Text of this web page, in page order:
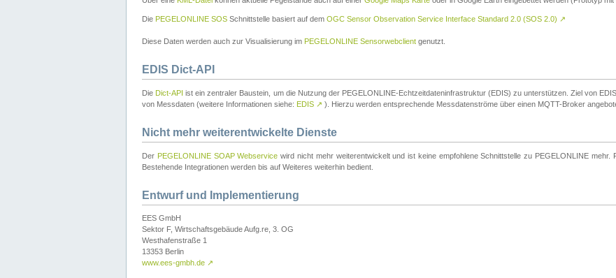
Die PEGELONLINE SOS Schnittstelle basiert auf dem OGC Sensor Observation Service Interface Standard 2.0 (SOS 2.0) ↗
Diese Daten werden auch zur Visualisierung im PEGELONLINE Sensorwebclient genutzt.
EDIS Dict-API
Die Dict-API ist ein zentraler Baustein, um die Nutzung der PEGELONLINE-Echtzeitdateninfrastruktur (EDIS) zu unterstützen. Ziel von
von Messdaten (weitere Informationen siehe: EDIS ↗ ). Hierzu werden entsprechende Messdatenströme über einen MQTT-Broker
Nicht mehr weiterentwickelte Dienste
Der PEGELONLINE SOAP Webservice wird nicht mehr weiterentwickelt und ist keine empfohlene Schnittstelle zu PEGELONLINE mehr.
Bestehende Integrationen werden bis auf Weiteres weiterhin bedient.
Entwurf und Implementierung
EES GmbH
Sektor F, Wirtschaftsgebäude Aufg.re, 3. OG
Westhafenstraße 1
13353 Berlin
www.ees-gmbh.de ↗